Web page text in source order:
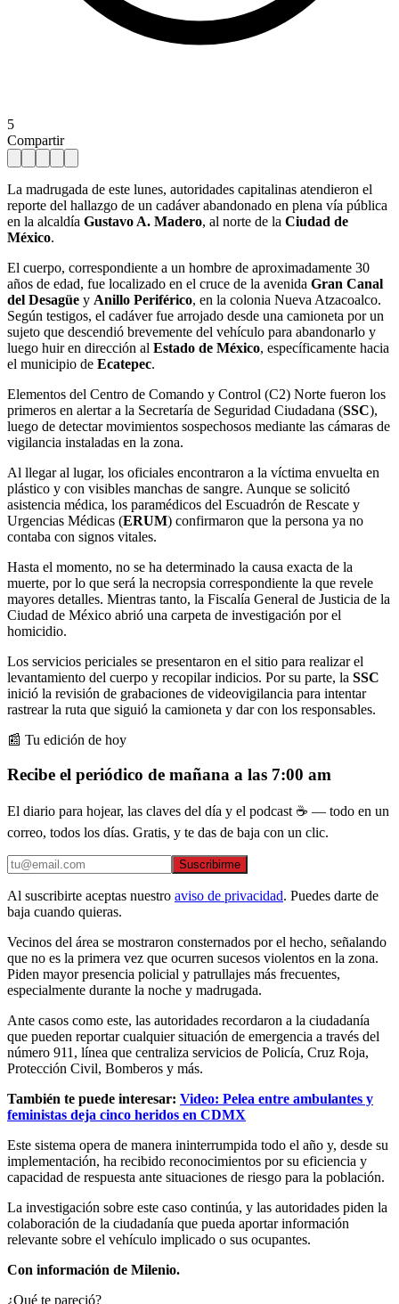
5
Compartir
La madrugada de este lunes, autoridades capitalinas atendieron el
reporte del hallazgo de un cadáver abandonado en plena vía pública
en la alcaldía Gustavo A. Madero, al norte de la Ciudad de
México.
El cuerpo, correspondiente a un hombre de aproximadamente 30
años de edad, fue localizado en el cruce de la avenida Gran Canal
del Desagüe y Anillo Periférico, en la colonia Nueva Atzacoalco.
Según testigos, el cadáver fue arrojado desde una camioneta por un
sujeto que descendió brevemente del vehículo para abandonarlo y
luego huir en dirección al Estado de México, específicamente hacia
el municipio de Ecatepec.
Elementos del Centro de Comando y Control (C2) Norte fueron los
primeros en alertar a la Secretaría de Seguridad Ciudadana (SSC),
luego de detectar movimientos sospechosos mediante las cámaras de
vigilancia instaladas en la zona.
Al llegar al lugar, los oficiales encontraron a la víctima envuelta en
plástico y con visibles manchas de sangre. Aunque se solicitó
asistencia médica, los paramédicos del Escuadrón de Rescate y
Urgencias Médicas (ERUM) confirmaron que la persona ya no
contaba con signos vitales.
Hasta el momento, no se ha determinado la causa exacta de la
muerte, por lo que será la necropsia correspondiente la que revele
mayores detalles. Mientras tanto, la Fiscalía General de Justicia de la
Ciudad de México abrió una carpeta de investigación por el
homicidio.
Los servicios periciales se presentaron en el sitio para realizar el
levantamiento del cuerpo y recopilar indicios. Por su parte, la SSC
inició la revisión de grabaciones de videovigilancia para intentar
rastrear la ruta que siguió la camioneta y dar con los responsables.
📰 Tu edición de hoy
Recibe el periódico de mañana a las 7:00 am
El diario para hojear, las claves del día y el podcast ☕ — todo en un
correo, todos los días. Gratis, y te das de baja con un clic.
Suscribirme
Al suscribirte aceptas nuestro aviso de privacidad. Puedes darte de
baja cuando quieras.
Vecinos del área se mostraron consternados por el hecho, señalando
que no es la primera vez que ocurren sucesos violentos en la zona.
Piden mayor presencia policial y patrullajes más frecuentes,
especialmente durante la noche y madrugada.
Ante casos como este, las autoridades recordaron a la ciudadanía
que pueden reportar cualquier situación de emergencia a través del
número 911, línea que centraliza servicios de Policía, Cruz Roja,
Protección Civil, Bomberos y más.
También te puede interesar: Video: Pelea entre ambulantes y
feministas deja cinco heridos en CDMX
Este sistema opera de manera ininterrumpida todo el año y, desde su
implementación, ha recibido reconocimientos por su eficiencia y
capacidad de respuesta ante situaciones de riesgo para la población.
La investigación sobre este caso continúa, y las autoridades piden la
colaboración de la ciudadanía que pueda aportar información
relevante sobre el vehículo implicado o sus ocupantes.
Con información de Milenio.
¿Qué te pareció?